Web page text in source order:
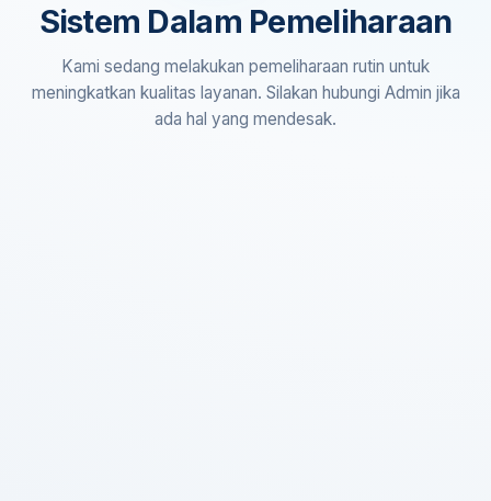
Sistem Dalam Pemeliharaan
Kami sedang melakukan pemeliharaan rutin untuk
meningkatkan kualitas layanan. Silakan hubungi Admin jika
ada hal yang mendesak.